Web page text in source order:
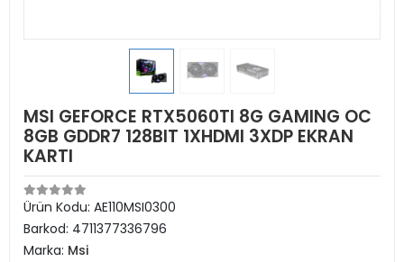
MSI GEFORCE RTX5060TI 8G GAMING OC
8GB GDDR7 128BIT 1XHDMI 3XDP EKRAN
KARTI
Ürün Kodu: AE110MSI0300
Barkod: 4711377336796
Marka: Msi